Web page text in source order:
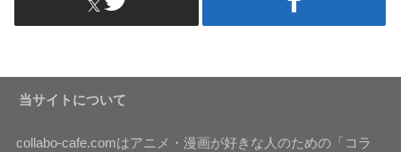
当サイトについて
collabo-cafe.comはアニメ・漫画が好きな人のための「コラ